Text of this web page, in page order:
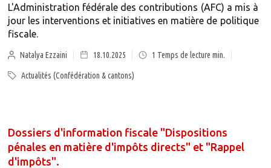
L'Administration fédérale des contributions (AFC) a mis à
jour les interventions et initiatives en matière de politique
fiscale.
Natalya Ezzaini 18.10.2025 1 Temps de lecture min.
Actualités (Confédération & cantons)
Dossiers d'information fiscale "Dispositions
pénales en matière d'impôts directs" et "Rappel
d'impôts".